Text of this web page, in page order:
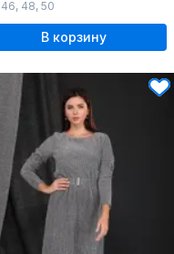
46, 48, 50
В корзину